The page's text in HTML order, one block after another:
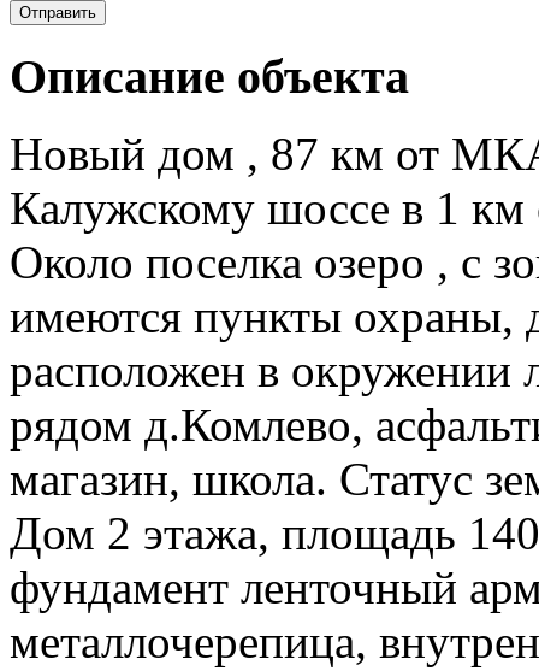
Отправить
Описание объекта
Новый дом , 87 км от
Калужскому шоссе в 1 км
Около поселка озеро , с
имеются пункты охраны,
расположен в окружении
рядом д.Комлево,
магазин, школа. Статус
Дом 2 этажа, площадь
фундамент ленточный
металлочерепица,